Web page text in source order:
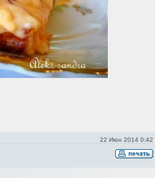
22 Июн 2014 0:42